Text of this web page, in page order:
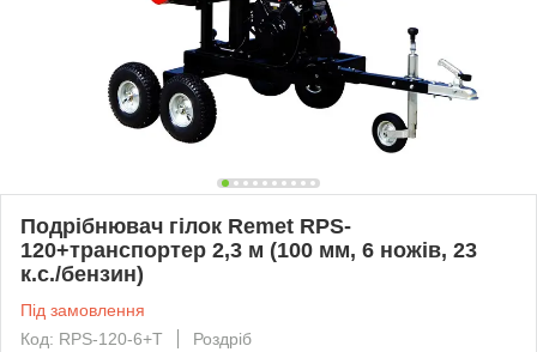
Подрібнювач гілок Remet RPS-
120+транспортер 2,3 м (100 мм, 6 ножів, 23
к.с./бензин)
Під замовлення
Код: RPS-120-6+Т
Роздріб